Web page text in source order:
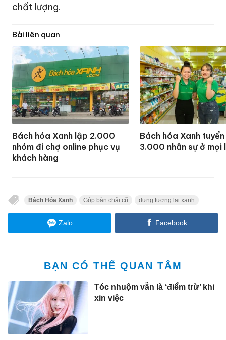
chất lượng.
Bài liên quan
Bách hóa Xanh lập 2.000
nhóm đi chợ online phục vụ
khách hàng
Bách hóa Xanh
3.000 nhân sự ở mọi
Bách Hóa Xanh Góp bàn chải cũ dựng tương lai xanh
Zalo Facebook
BẠN CÓ THỂ QUAN TÂM
Tóc nhuộm vẫn là ‘điểm trừ’ khi
xin việc